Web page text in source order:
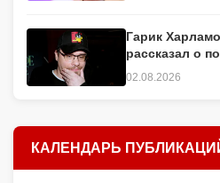
Гарик
рассказал о
02.08.2026
КАЛЕНДАРЬ